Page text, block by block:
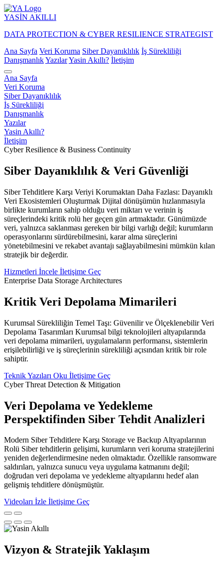
YASİN AKILLI
DATA PROTECTION & CYBER RESILIENCE STRATEGIST
Ana Sayfa Veri Koruma Siber Dayanıklılık İş Sürekliliği
DanışmanlıkYazılarYasin Akıllı? İletişim
Ana Sayfa
Veri Koruma
Siber Dayanıklılık
İş Sürekliliği
Danışmanlık
Yazılar
Yasin Akıllı?
İletişim
Cyber Resilience & Business Continuity
Siber Dayanıklılık & Veri Güvenliği
Siber Tehditlere Karşı Veriyi Korumaktan Daha Fazlası: Dayanıklı
Veri Ekosistemleri Oluşturmak Dijital dönüşümün hızlanmasıyla
birlikte kurumların sahip olduğu veri miktarı ve verinin iş
süreçlerindeki kritik rolü her geçen gün artmaktadır. Günümüzde
veri, yalnızca saklanması gereken bir bilgi varlığı değil; kurumların
operasyonlarını sürdürebilmesini, karar alma süreçlerini
yönetebilmesini ve rekabet avantajı sağlayabilmesini mümkün kılan
stratejik bir değerdir.
Hizmetleri İncele İletişime Geç
Enterprise Data Storage Architectures
Kritik Veri Depolama Mimarileri
Kurumsal Sürekliliğin Temel Taşı: Güvenilir ve Ölçeklenebilir Veri
Depolama Tasarımları Kurumsal bilgi teknolojileri altyapılarında
veri depolama mimarileri, uygulamaların performansı, sistemlerin
erişilebilirliği ve iş süreçlerinin sürekliliği açısından kritik bir role
sahiptir.
Teknik Yazıları Oku İletişime Geç
Cyber Threat Detection & Mitigation
Veri Depolama ve Yedekleme
Perspektifinden Siber Tehdit Analizleri
Modern Siber Tehditlere Karşı Storage ve Backup Altyapılarının
Rolü Siber tehditlerin gelişimi, kurumların veri koruma stratejilerini
yeniden değerlendirmesine neden olmaktadır. Özellikle ransomware
saldırıları, yalnızca sunucu veya uygulama katmanını değil;
doğrudan veri depolama ve yedekleme altyapılarını hedef alan
gelişmiş tehditlere dönüşmüştür.
Videoları İzle İletişime Geç
Vizyon & Stratejik Yaklaşım